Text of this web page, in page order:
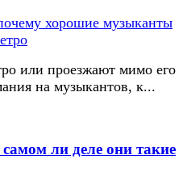
или проезжают мимо его
на музыкантов, к...
ли деле они такие